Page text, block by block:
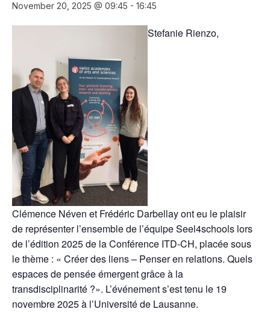
November 20, 2025 @ 09:45 - 16:45
Stefanie Rienzo,
Clémence Néven et Frédéric Darbellay ont eu le plaisir
de représenter l’ensemble de l’équipe Seel4schools lors
de l’édition 2025 de la Conférence ITD-CH, placée sous
le thème : « Créer des liens – Penser en relations. Quels
espaces de pensée émergent grâce à la
transdisciplinarité ?». L’événement s’est tenu le 19
novembre 2025 à l’Université de Lausanne.